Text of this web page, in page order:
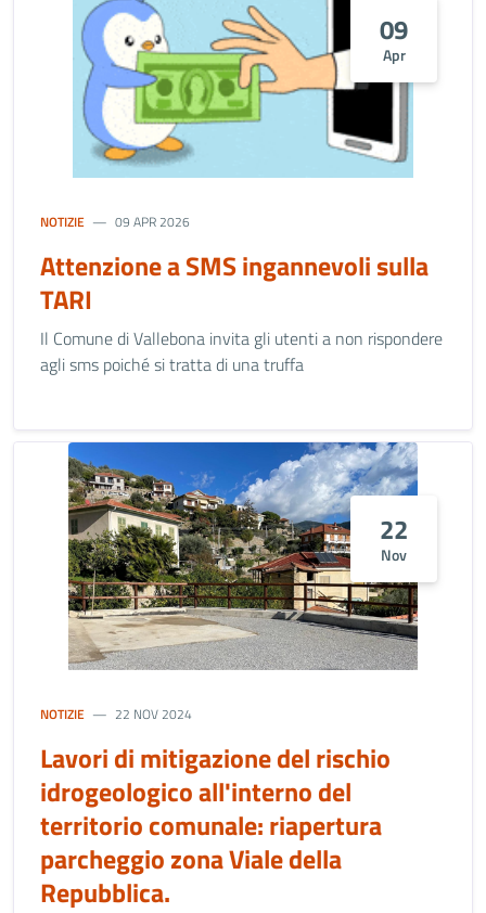
09
Apr
NOTIZIE 09 APR 2026
Attenzione a SMS ingannevoli sulla
TARI
Il Comune di Vallebona invita gli utenti a non rispondere
agli sms poiché si tratta di una truffa
22
Nov
NOTIZIE 22 NOV 2024
Lavori di mitigazione del rischio
idrogeologico all'interno del
territorio comunale: riapertura
parcheggio zona Viale della
Repubblica.